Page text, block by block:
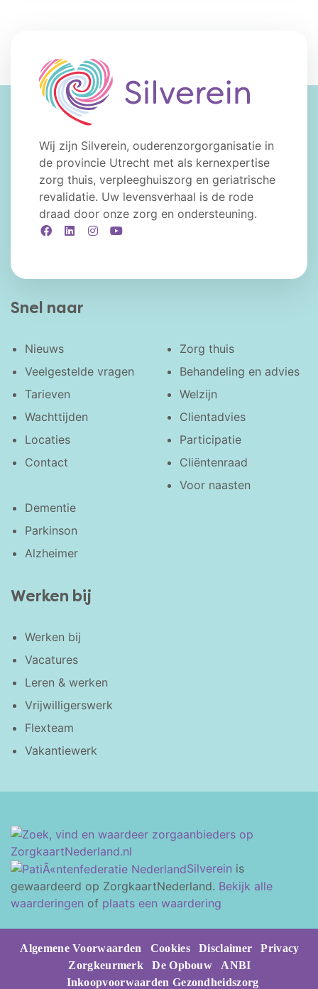
Wij zijn Silverein, ouderenzorgorganisatie in
de provincie Utrecht met als kernexpertise
zorg thuis, verpleeghuiszorg en geriatrische
revalidatie. Uw levensverhaal is de rode
draad door onze zorg en ondersteuning.
FacebookLinkedInInstagram
Snel naar
Nieuws
Veelgestelde vragen
Tarieven
Wachttijden
Locaties
Contact
Zorg thuis
Behandeling en advies
Welzijn
Clientadvies
Participatie
Cliëntenraad
Voor naasten
Dementie
Parkinson
Alzheimer
Werken bij
Werken bij
Vacatures
Leren & werken
Vrijwilligerswerk
Flexteam
Vakantiewerk
Silverein is
gewaardeerd op ZorgkaartNederland. Bekijk alle
waarderingen of plaats een waardering
Algemene Voorwaarden Cookies Disclaimer
Privacy
Zorgkeurmerk
De Opbouw
ANBI
Inkoopvoorwaarden Gezondheidszorg